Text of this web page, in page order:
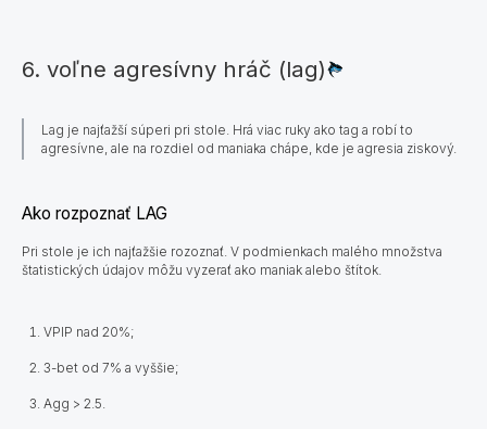
6. voľne agresívny hráč (lag)
Lag je najťažší súperi pri stole. Hrá viac ruky ako tag a robí to
agresívne, ale na rozdiel od maniaka chápe, kde je agresia ziskový.
Ako rozpoznať LAG
Pri stole je ich najťažšie rozoznať. V podmienkach malého množstva
štatistických údajov môžu vyzerať ako maniak alebo štítok.
VPIP nad 20%;
3-bet od 7% a vyššie;
Agg > 2.5.